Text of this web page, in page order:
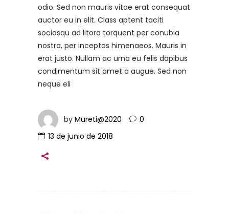
odio. Sed non mauris vitae erat consequat
auctor eu in elit. Class aptent taciti
sociosqu ad litora torquent per conubia
nostra, per inceptos himenaeos. Mauris in
erat justo. Nullam ac urna eu felis dapibus
condimentum sit amet a augue. Sed non
neque eli
by Mureti@2020
0
13 de junio de 2018